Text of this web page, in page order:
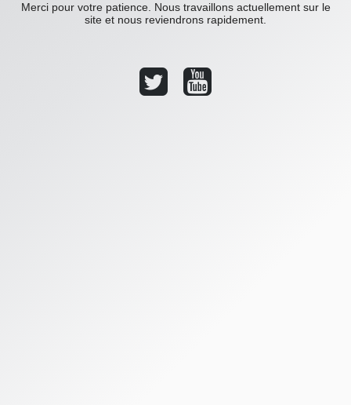
Merci pour votre patience. Nous travaillons actuellement sur le
site et nous reviendrons rapidement.